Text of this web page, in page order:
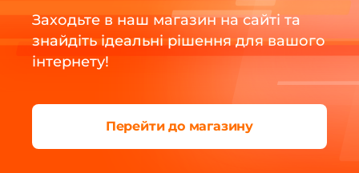
Заходьте в наш магазин на сайті та
знайдіть ідеальні рішення для вашого
інтернету!
Перейти до магазину